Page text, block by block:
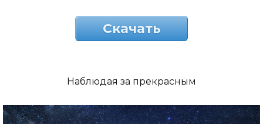
Скачать
Наблюдая за прекрасным